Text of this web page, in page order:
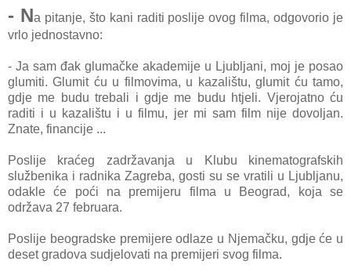
- Na pitanje, što kani raditi poslije ovog filma, odgovorio je
vrlo jednostavno:
- Ja sam đak glumačke akademije u Ljubljani, moj je posao
glumiti. Glumit ću u filmovima, u kazalištu, glumit ću tamo,
gdje me budu trebali i gdje me budu htjeli. Vjerojatno ću
raditi i u kazalištu i u filmu, jer mi sam film nije dovoljan.
Znate, financije ...
Poslije kraćeg zadržavanja u Klubu kinematografskih
službenika i radnika Zagreba, gosti su se vratili u Ljubljanu,
odakle će poći na premijeru filma u Beograd, koja se
održava 27 februara.
Poslije beogradske premijere odlaze u Njemačku, gdje će u
deset gradova sudjelovati na premijeri svog filma.